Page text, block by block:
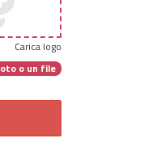
Carica logo
o un file